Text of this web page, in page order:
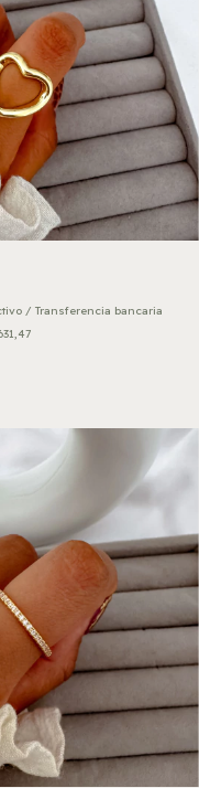
/ Transferencia bancaria